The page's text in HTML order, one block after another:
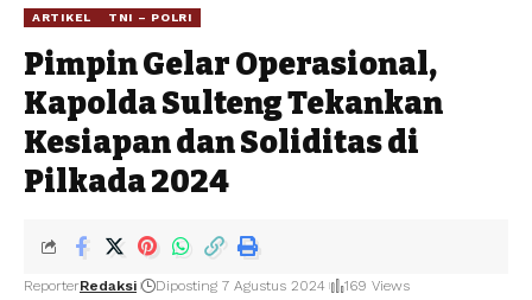
ARTIKEL TNI – POLRI
Pimpin Gelar Operasional,
Kapolda Sulteng Tekankan
Kesiapan dan Soliditas di
Pilkada 2024
ReporterRedaksi Diposting 7 Agustus 2024 169 Views